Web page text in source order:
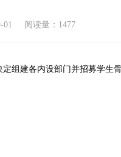
01 阅读量：1477
组建各内设部门并招募学生